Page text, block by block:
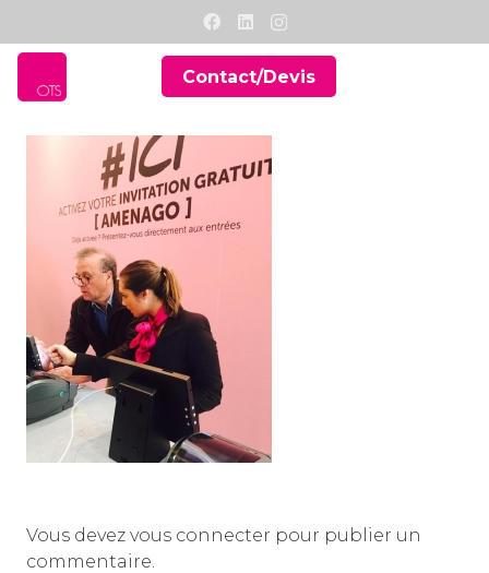
Contact/Devis
Vous devez vous connecter pour publier un
commentaire.